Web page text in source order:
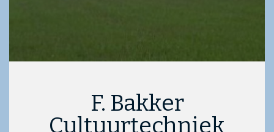
F. Bakker
Cultuurtechniek